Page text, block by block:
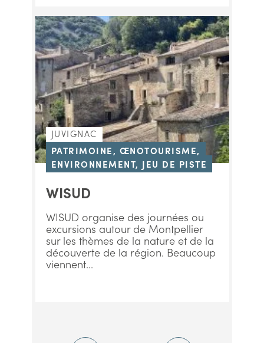
JUVIGNAC
PATRIMOINE, ŒNOTOURISME,
ENVIRONNEMENT, JEU DE PISTE
WISUD
WISUD organise des journées ou
excursions autour de Montpellier
sur les thèmes de la nature et de la
découverte de la région. Beaucoup
viennent...